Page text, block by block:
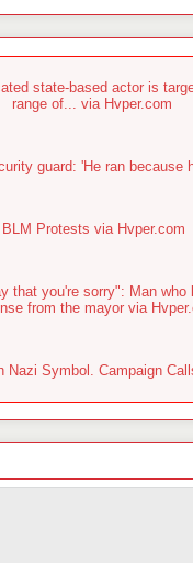
state-based actor is
range of... via Hvper.com
guard: 'He ran because
Protests via Hvper.com
you're sorry": Man
from the mayor via
Symbol. Campaign